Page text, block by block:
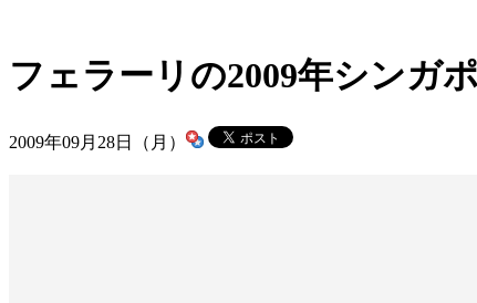
フェラーリの2009年シンガ
2009年09月28日（月）